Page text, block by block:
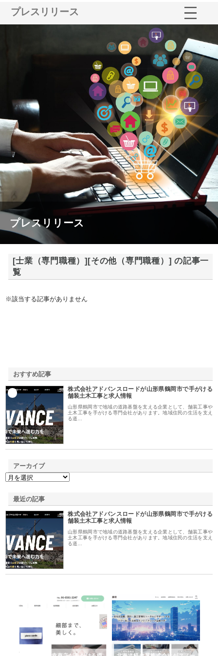
プレスリリース
プレスリリース
[士業（専門職種）][その他（専門職種）] の記事一
覧
※該当する記事がありません
おすすめ記事
株式会社アドバンスロードが山形県鶴岡市で手がける
舗装土木工事と求人情報
山形県鶴岡市で地域の道路基盤を支える企業として、舗装工事や
土木工事を手がける専門会社があります。地域住民の生活を支え
る道…
アーカイブ
最近の記事
株式会社アドバンスロードが山形県鶴岡市で手がける
舗装土木工事と求人情報
山形県鶴岡市で地域の道路基盤を支える企業として、舗装工事や
土木工事を手がける専門会社があります。地域住民の生活を支え
る道…